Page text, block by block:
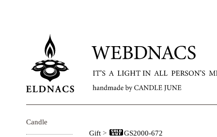
Candle
Gift> GS2000-672